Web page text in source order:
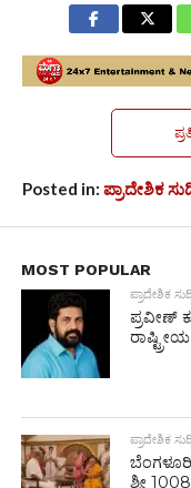
Posted in: ಪ್ರಾದೇಶಿಕ
MOST POPULAR
ಪ್ರಾದೇಶಿಕ
ಪ್ರವೀಣ್
ಪ್ರಾದೇಶಿಕ
ಶ್ರೀ